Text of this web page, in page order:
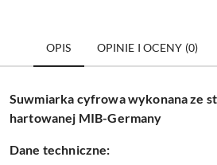
OPIS OPINIE I OCENY (0)
Suwmiarka cyfrowa wykonana ze
hartowanej MIB-Germany
Dane techniczne: